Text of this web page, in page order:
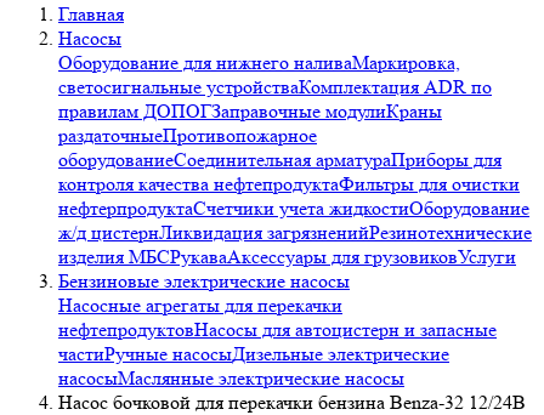
Главная
Насосы
Оборудование для нижнего наливаМаркировка,
светосигнальные устройстваКомплектация ADR по
правилам ДОПОГЗаправочные модулиКраны
раздаточныеПротивопожарное
оборудованиеСоединительная арматураПриборы для
контроля качества нефтепродуктаФильтры для очистки
нефтерпродуктаСчетчики учета жидкостиОборудование
ж/д цистернЛиквидация загрязненийРезинотехнические
изделия МБСРукаваАксессуары для грузовиковУслуги
Бензиновые электрические насосы
Насосные агрегаты для перекачки
нефтепродуктовНасосы для автоцистерн и запасные
частиРучные насосыДизельные электрические
насосыМаслянные электрические насосы
Насос бочковой для перекачки бензина Benza-32 12/24В